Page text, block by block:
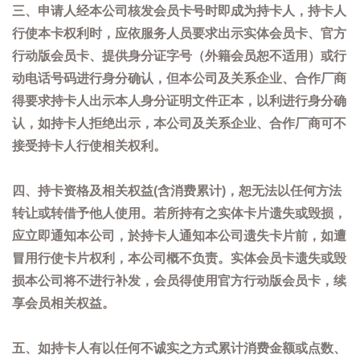
三、申请人经本公司核发会员卡号时即成为持卡人，持卡人
行使本卡权利时，应依服务人员要求出示实体会员卡、官方
行动版会员卡、提供身分证字号（外籍会员恕不适用）或行
动电话号码进行身分确认，但本公司及关系企业、合作厂商
得要求持卡人出示本人身分证明文件正本，以利进行身分确
认，如持卡人拒绝出示，本公司及关系企业、合作厂商可不
接受持卡人行使相关权利。
四、持卡资格及相关权益(含消费累计)，恕无法以任何方法
转让或转借予他人使用。若所持有之实体卡片遗失或毁损，
应立即通知本公司，於持卡人通知本公司遗失卡片前，如遭
冒用行使卡片权利，本公司概不负责。实体会员卡遗失或毁
损本公司将不进行补发，会员得使用官方行动版会员卡，续
享会员相关权益。
五、如持卡人有以任何不诚实之方式累计消费金额或点数、